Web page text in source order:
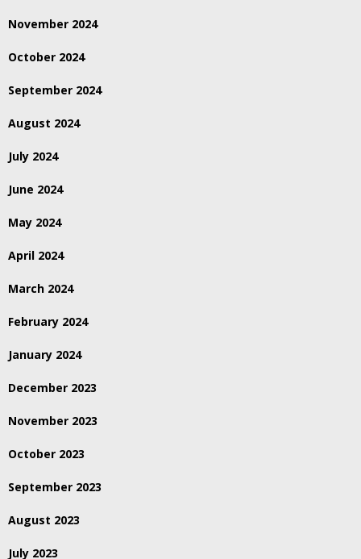
November 2024
October 2024
September 2024
August 2024
July 2024
June 2024
May 2024
April 2024
March 2024
February 2024
January 2024
December 2023
November 2023
October 2023
September 2023
August 2023
July 2023